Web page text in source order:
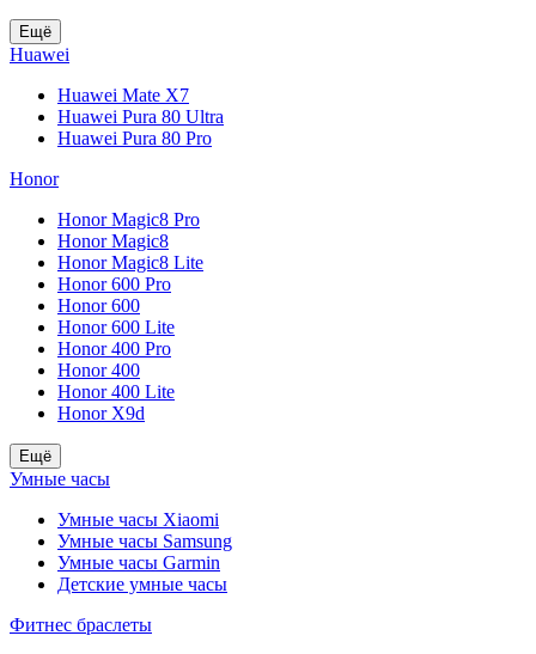
Ещё
Huawei
Huawei Mate X7
Huawei Pura 80 Ultra
Huawei Pura 80 Pro
Honor
Honor Magic8 Pro
Honor Magic8
Honor Magic8 Lite
Honor 600 Pro
Honor 600
Honor 600 Lite
Honor 400 Pro
Honor 400
Honor 400 Lite
Honor X9d
Ещё
Умные часы
Умные часы Xiaomi
Умные часы Samsung
Умные часы Garmin
Детские умные часы
Фитнес браслеты